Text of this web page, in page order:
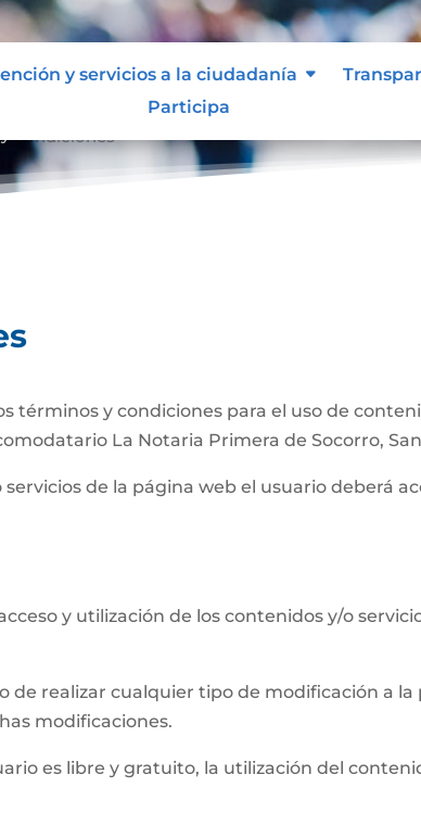
y servicios a la ciudadanía
Participa
términos y condiciones para el uso de
La Notaria Primera de Socorro,
de la página web el usuario deberá
y utilización de los contenidos y/o
de realizar cualquier tipo de modificación a
modificaciones.
es libre y gratuito, la utilización del